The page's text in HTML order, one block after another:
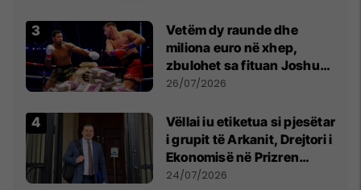
Vetëm dy raunde dhe
miliona euro në xhep,
zbulohet sa fituan Joshua
e Prenga
26/07/2026
Vëllai iu etiketua si pjesëtar
i grupit të Arkanit, Drejtori i
Ekonomisë në Prizren
mohon pretendimet
24/07/2026